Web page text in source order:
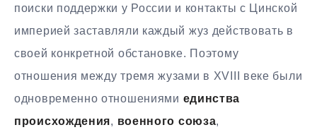
поиски поддержки у России и контакты с Цинской
империей заставляли каждый жуз действовать в
своей конкретной обстановке. Поэтому
отношения между тремя жузами в XVIII веке были
одновременно отношениями единства
происхождения, военного союза,